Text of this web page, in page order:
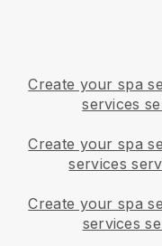
Create your spa
services
Create your spa
services
Create your spa
services